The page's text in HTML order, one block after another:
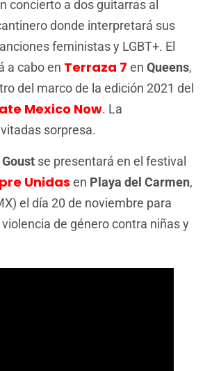
concierto a dos guitarras al
donde interpretará sus
feministas y LGBT+. El
a cabo en Terraza 7 en Queens,
del marco de la edición 2021 del
Mexico Now. La
sorpresa.
se presentará en el festival
Unidas en Playa del Carmen,
el día 20 de noviembre para
de género contra niñas y